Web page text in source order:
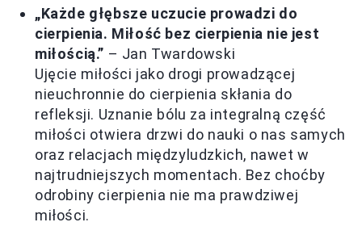
„Każde głębsze uczucie prowadzi do
cierpienia. Miłość bez cierpienia nie jest
miłością.” – Jan Twardowski
Ujęcie miłości jako drogi prowadzącej
nieuchronnie do cierpienia skłania do
refleksji. Uznanie bólu za integralną część
miłości otwiera drzwi do nauki o nas samych
oraz relacjach międzyludzkich, nawet w
najtrudniejszych momentach. Bez choćby
odrobiny cierpienia nie ma prawdziwej
miłości.